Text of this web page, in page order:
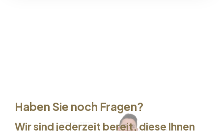
Haben Sie noch Fragen?
Wir sind jederzeit bereit, diese Ihnen